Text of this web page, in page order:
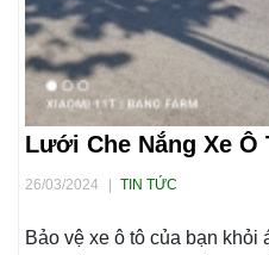
Lưới Che Nắng Xe Ô
26/03/2024 TIN TỨC
Bảo vệ xe ô tô của bạn